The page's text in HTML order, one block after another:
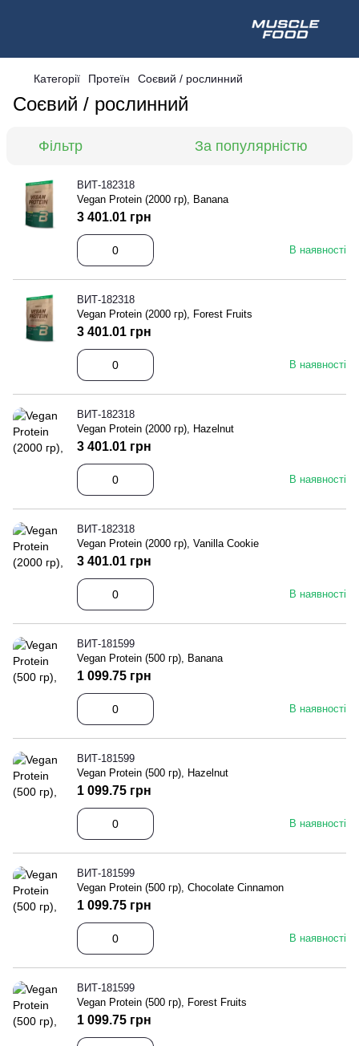
Категорії Протеїн Соєвий / рослинний
Соєвий / рослинний
Фільтр За популярністю
ВИТ-182318
Vegan Protein (2000 гр), Banana
В наявності
3 401.01 грн
ВИТ-182318
Vegan Protein (2000 гр), Forest Fruits
В наявності
3 401.01 грн
ВИТ-182318
Vegan Protein (2000 гр), Hazelnut
В наявності
3 401.01 грн
ВИТ-182318
Vegan Protein (2000 гр), Vanilla Cookie
В наявності
3 401.01 грн
ВИТ-181599
Vegan Protein (500 гр), Banana
В наявності
1 099.75 грн
ВИТ-181599
Vegan Protein (500 гр), Hazelnut
В наявності
1 099.75 грн
ВИТ-181599
Vegan Protein (500 гр), Chocolate Cinnamon
В наявності
1 099.75 грн
ВИТ-181599
Vegan Protein (500 гр), Forest Fruits
1 099.75 грн